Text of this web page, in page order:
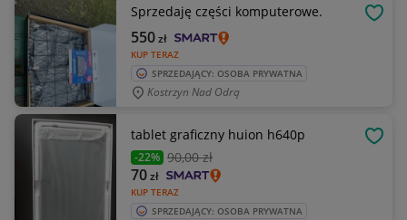
Sprzedaję części komputerowe.
KUP TERAZ
550zł
SPRZEDAJĄCY: OSOBA PRYWATNA
Kostrzyn Nad Odrą
tablet graficzny huion h640p
-22% 90,00 zł
KUP TERAZ
70zł
SPRZEDAJĄCY: OSOBA PRYWATNA